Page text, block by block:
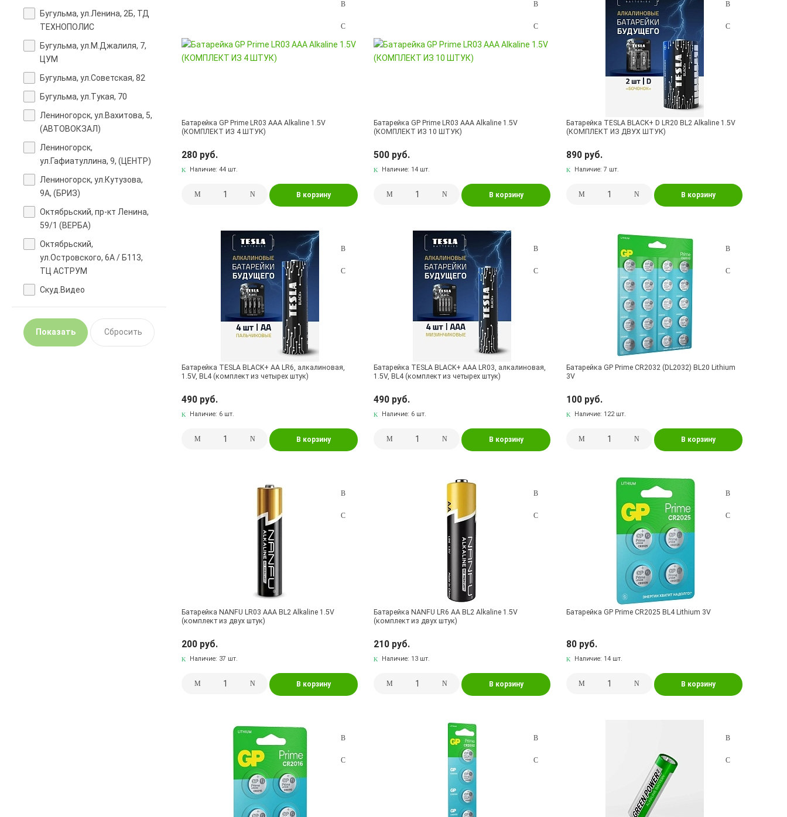
Бугульма, ул.Ленина, 2Б, ТД
ТЕХНОПОЛИС
Бугульма, ул.М.Джалиля, 7,
ЦУМ
Бугульма, ул.Советская, 82
Бугульма, ул.Тукая, 70
Лениногорск, ул.Вахитова, 5,
(АВТОВОКЗАЛ)
Лениногорск,
ул.Гафиатуллина, 9, (ЦЕНТР)
Лениногорск, ул.Кутузова,
9А, (БРИЗ)
Октябрьский, пр-кт Ленина,
59/1 (ВЕРБА)
Октябрьский,
ул.Островского, 6А / Б113,
ТЦ АСТРУМ
Скуд.Видео
Батарейка GP Prime LR03 AAA Alkaline 1.5V
(КОМПЛЕКТ ИЗ 4 ШТУК)
280 руб.
Наличие:44 шт.
В корзину
Батарейка GP Prime LR03 AAA Alkaline 1.5V
(КОМПЛЕКТ ИЗ 10 ШТУК)
500 руб.
Наличие: 14 шт.
В корзину
Батарейка TESLA BLACK+ D LR20 BL2 Alkaline 1.5V
(КОМПЛЕКТ ИЗ ДВУХ ШТУК)
890 руб.
Наличие: 7 шт.
В корзину
Батарейка TESLA BLACK+ AA LR6, алкалиновая,
1.5V, BL4 (комплект из четырех штук)
490 руб.
Наличие: 6 шт.
В корзину
Батарейка TESLA BLACK+ AAA LR03, алкалиновая,
1.5V, BL4 (комплект из четырех штук)
490 руб.
Наличие: 6 шт.
В корзину
Батарейка GP Prime CR2032 (DL2032) BL20 Lithium
3V
100 руб.
Наличие: 122 шт.
В корзину
Батарейка NANFU LR03 AAA BL2 Alkaline 1.5V
(комплект из двух штук)
200 руб.
Наличие: 37 шт.
В корзину
Батарейка NANFU LR6 AA BL2 Alkaline 1.5V
(комплект из двух штук)
210 руб.
Наличие: 13 шт.
В корзину
Батарейка GP Prime CR2025 BL4 Lithium 3V
80 руб.
Наличие: 14 шт.
В корзину